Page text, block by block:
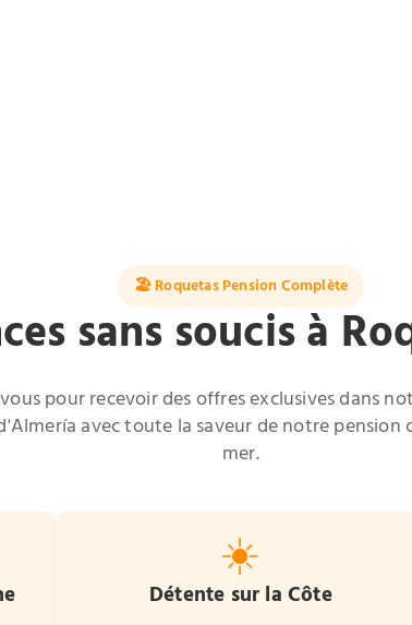
🏖️ Roquetas Pension Complète
sans soucis à
pour recevoir des offres exclusives dans
avec toute la saveur de notre pension
mer.
☀️
Détente sur la Côte